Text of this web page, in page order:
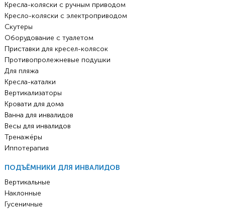
Кресла-коляски с ручным приводом
Кресло-коляски с электроприводом
Скутеры
Оборудование с туалетом
Приставки для кресел-колясок
Противопролежневые подушки
Для пляжа
Кресла-каталки
Вертикализаторы
Кровати для дома
Ванна для инвалидов
Весы для инвалидов
Тренажёры
Иппотерапия
ПОДЪЁМНИКИ ДЛЯ ИНВАЛИДОВ
Вертикальные
Наклонные
Гусеничные